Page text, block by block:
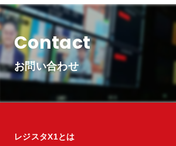
Contact
お問い合わせ
レジスタX1とは